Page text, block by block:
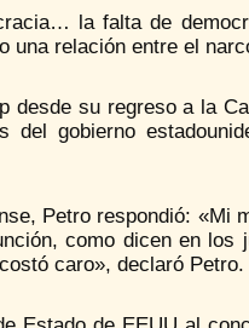
la falta de
relación entre el
desde su regreso a la
del gobierno
Petro respondió: «Mi
como dicen en los
caro», declaró Petro.